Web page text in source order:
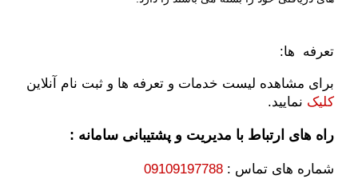
تعرفه ها:
برای مشاهده لیست خدمات و تعرفه ها و ثبت نام آنلاین
کلیک نمایید.
راه های ارتباط با مدیریت و پشتیبانی سامانه :
شماره های تماس : 09109197788